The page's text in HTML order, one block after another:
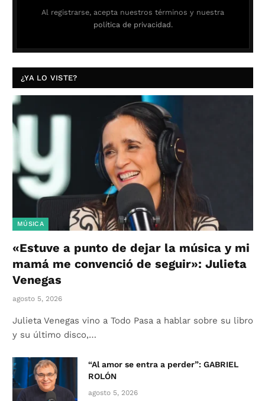
Al registrarse, acepta nuestros términos y nuestra
política de privacidad.
¿YA LO VISTE?
MÚSICA
«Estuve a punto de dejar la música y mi
mamá me convenció de seguir»: Julieta
Venegas
agosto 5, 2026
Julieta Venegas vino a Todo Pasa a hablar sobre su libro
y su último disco,…
“Al amor se entra a perder”: GABRIEL
ROLÓN
agosto 5, 2026